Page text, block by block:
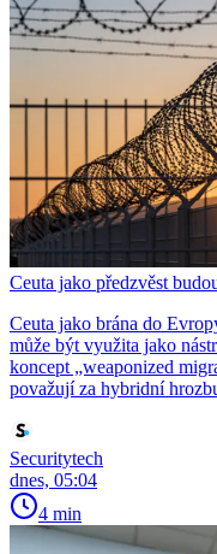
Ceuta jako předzvěst
Ceuta jako brána do
může být využita jako
koncept „weaponized
považují za hybridní
Securitytech
dnes, 05:04
4 min